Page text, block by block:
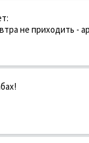
не приходить -